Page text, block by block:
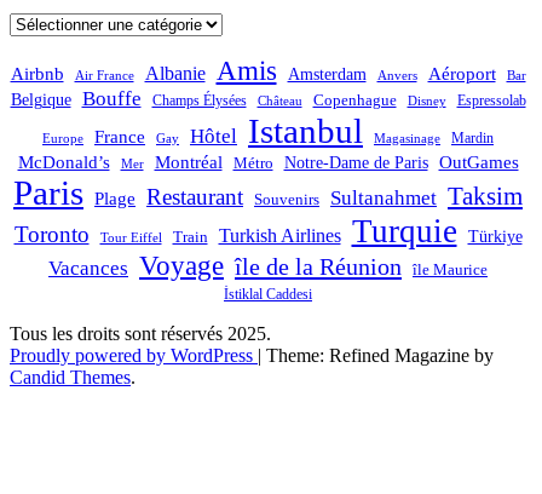
Catégories
Airbnb Air France Albanie Amis Amsterdam Anvers Aéroport Bar
Belgique Bouffe Champs Élysées Château Copenhague Disney Espressolab
Europe France Gay Hôtel Istanbul Magasinage Mardin
McDonald’s Mer Montréal Métro Notre-Dame de Paris OutGames
Paris Plage Restaurant Souvenirs Sultanahmet Taksim
Toronto Tour Eiffel Train Turkish Airlines Turquie Türkiye
Vacances Voyage île de la Réunion
île Maurice
İstiklal Caddesi
Tous les droits sont réservés 2025.
Proudly powered by WordPress | Theme: Refined Magazine by
Candid Themes.